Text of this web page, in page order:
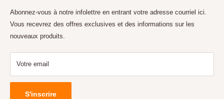
service rapide et à bas prix. Grand choix de pièces et
d'accessoires en ligne et en magasin avec la possibilité de
livraison.
Abonnez-vous à notre infolettre en entrant votre adresse courriel ici.
Vous recevrez des offres exclusives et des informations sur les
nouveaux produits.
Votre email
S'inscrire
NOUS JOINDRE
SERVICE À LA CLIENTÈLE
GARANTIE